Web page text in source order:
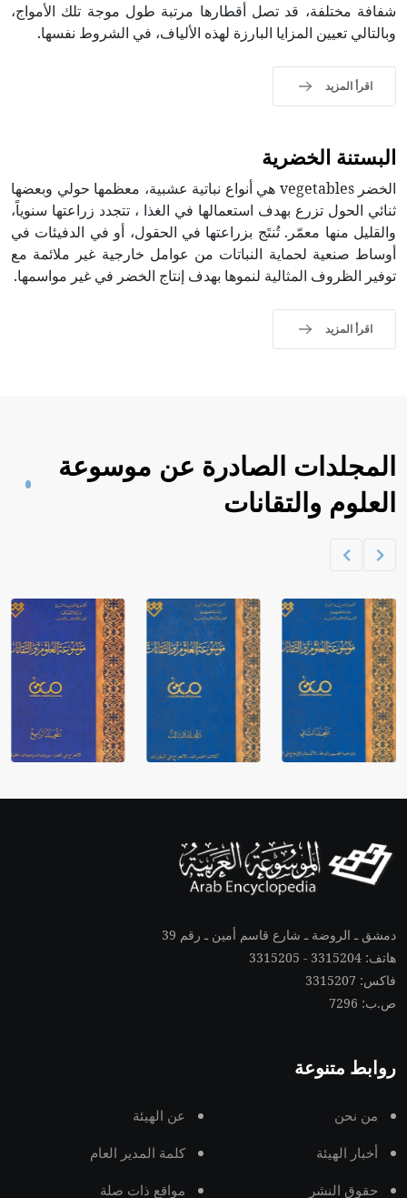
شفافة مختلفة، قد تصل أقطارها مرتبة طول موجة تلك الأمواج،
وبالتالي تعيين المزايا البارزة لهذه الألياف، في الشروط نفسها.
اقرأ المزيد
البستنة الخضرية
الخضر vegetables هي أنواع نباتية عشبية، معظمها حولي وبعضها
ثنائي الحول تزرع بهدف استعمالها في الغذا ، تتجدد زراعتها سنوياً،
والقليل منها معمّر. تُنتَج بزراعتها في الحقول، أو في الدفيئات في
أوساط صنعية لحماية النباتات من عوامل خارجية غير ملائمة مع
توفير الظروف المثالية لنموها بهدف إنتاج الخضر في غير مواسمها.
اقرأ المزيد
المجلدات الصادرة عن موسوعة
العلوم والتقانات
دمشق ـ الروضة ـ شارع قاسم أمين ـ رقم 39
هاتف: 3315204 - 3315205
فاكس: 3315207
ص.ب: 7296
روابط متنوعة
من نحن عن الهيئة
أخبار الهيئة كلمة المدير العام
حقوق النشر مواقع ذات صلة